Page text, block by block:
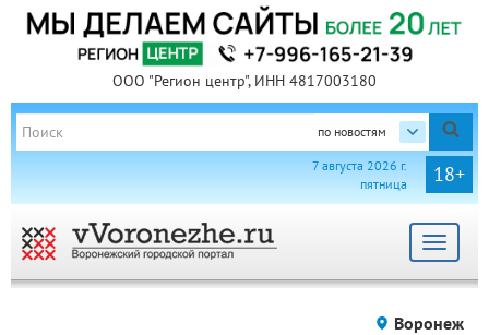
ООО "Регион центр", ИНН 4817003180
по новостям
18+
7 августа 2026 г.
пятница
Toggle
Воронеж